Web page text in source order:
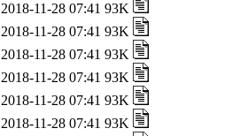
2018-11-28 07:41 93K
2018-11-28 07:41 93K
2018-11-28 07:41 93K
2018-11-28 07:41 93K
2018-11-28 07:41 93K
2018-11-28 07:41 93K